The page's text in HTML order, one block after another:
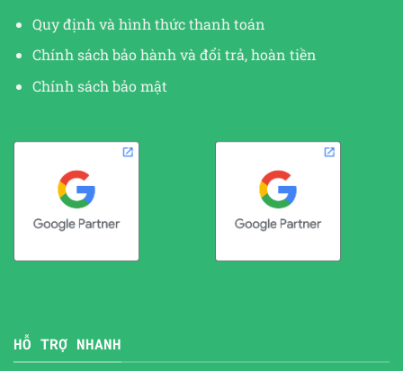
Quy định và hình thức thanh toán
Chính sách bảo hành và đổi trả, hoàn tiền
Chính sách bảo mật
HỖ TRỢ NHANH